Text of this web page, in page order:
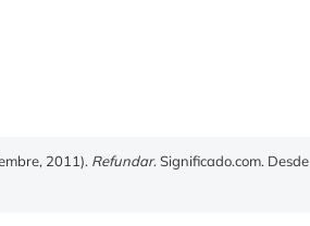
2011). Refundar. Significado.com. Desde